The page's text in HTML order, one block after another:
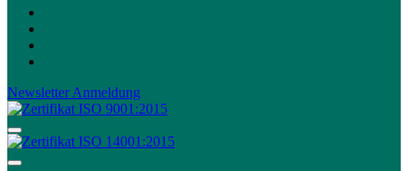
Newsletter Anmeldung